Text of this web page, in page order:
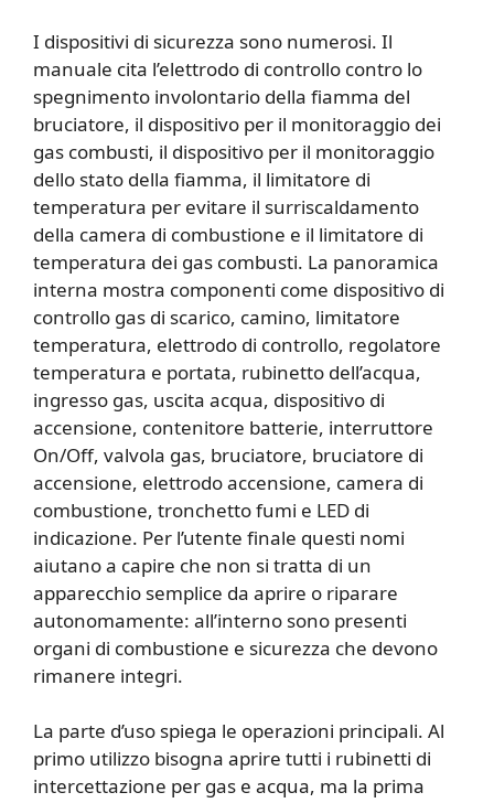
I dispositivi di sicurezza sono numerosi. Il
manuale cita l’elettrodo di controllo contro lo
spegnimento involontario della fiamma del
bruciatore, il dispositivo per il monitoraggio dei
gas combusti, il dispositivo per il monitoraggio
dello stato della fiamma, il limitatore di
temperatura per evitare il surriscaldamento
della camera di combustione e il limitatore di
temperatura dei gas combusti. La panoramica
interna mostra componenti come dispositivo di
controllo gas di scarico, camino, limitatore
temperatura, elettrodo di controllo, regolatore
temperatura e portata, rubinetto dell’acqua,
ingresso gas, uscita acqua, dispositivo di
accensione, contenitore batterie, interruttore
On/Off, valvola gas, bruciatore, bruciatore di
accensione, elettrodo accensione, camera di
combustione, tronchetto fumi e LED di
indicazione. Per l’utente finale questi nomi
aiutano a capire che non si tratta di un
apparecchio semplice da aprire o riparare
autonomamente: all’interno sono presenti
organi di combustione e sicurezza che devono
rimanere integri.
La parte d’uso spiega le operazioni principali. Al
primo utilizzo bisogna aprire tutti i rubinetti di
intercettazione per gas e acqua, ma la prima